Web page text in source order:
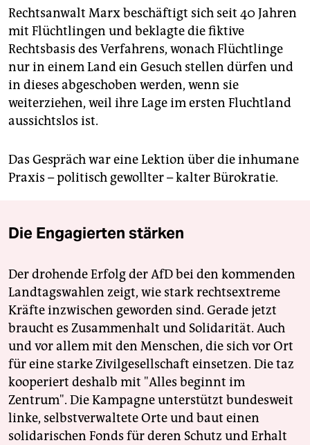
Rechtsanwalt Marx beschäftigt sich seit 40 Jahren
mit Flüchtlingen und beklagte die fiktive
Rechtsbasis des Verfahrens, wonach Flüchtlinge
nur in einem Land ein Gesuch stellen dürfen und
in dieses abgeschoben werden, wenn sie
weiterziehen, weil ihre Lage im ersten Fluchtland
aussichtslos ist.
Das Gespräch war eine Lektion über die inhumane
Praxis – politisch gewollter – kalter Bürokratie.
Die Engagierten stärken
Der drohende Erfolg der AfD bei den kommenden
Landtagswahlen zeigt, wie stark rechtsextreme
Kräfte inzwischen geworden sind. Gerade jetzt
braucht es Zusammenhalt und Solidarität. Auch
und vor allem mit den Menschen, die sich vor Ort
für eine starke Zivilgesellschaft einsetzen. Die taz
kooperiert deshalb mit "Alles beginnt im
Zentrum". Die Kampagne unterstützt bundesweit
linke, selbstverwaltete Orte und baut einen
solidarischen Fonds für deren Schutz und Erhalt